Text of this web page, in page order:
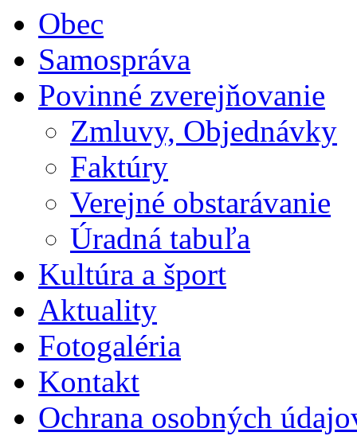
Obec
Samospráva
Povinné zverejňovanie
Zmluvy, Objednávky
Faktúry
Verejné obstarávanie
Úradná tabuľa
Kultúra a šport
Aktuality
Fotogaléria
Kontakt
Ochrana osobných